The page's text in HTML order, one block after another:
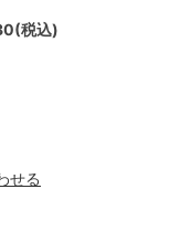
税込)
せる